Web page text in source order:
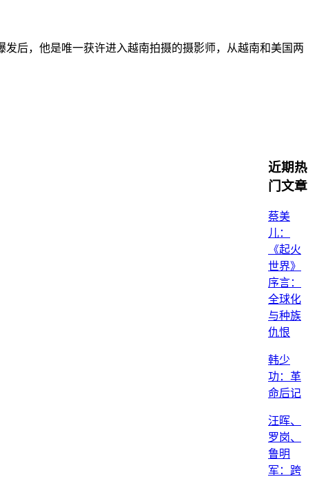
发后，他是唯一获许进入越南拍摄的摄影师，从越南和美国两
近期热
门文章
蔡美
儿：
《起火
世界》
序言：
全球化
与种族
仇恨
韩少
功：革
命后记
汪晖、
罗岗、
鲁明
军：跨